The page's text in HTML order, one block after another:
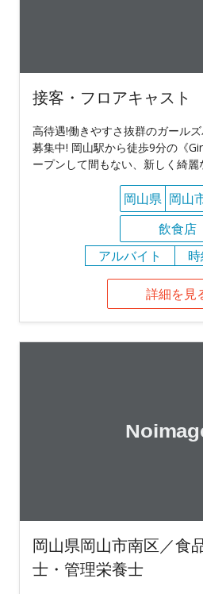
接客・フロアキャスト
高待遇!働きやすさ抜群のガール
募集中! 岡山駅から徒歩9分の《
ープンして間もない、新しく綺麗
岡山県 岡山
飲食店
アルバイト
詳細を見
岡山県岡山市南区／食
士・管理栄養士